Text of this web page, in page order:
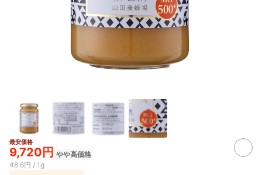
最安価格
9,720円 やや高価格
48.6円 / 1g